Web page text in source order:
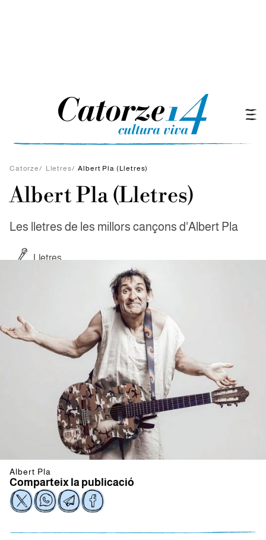
Catorze/ Lletres/ Albert Pla (Lletres)
Albert Pla (Lletres)
Les lletres de les millors cançons d'Albert Pla
Lletres
Albert Pla
Comparteix la publicació